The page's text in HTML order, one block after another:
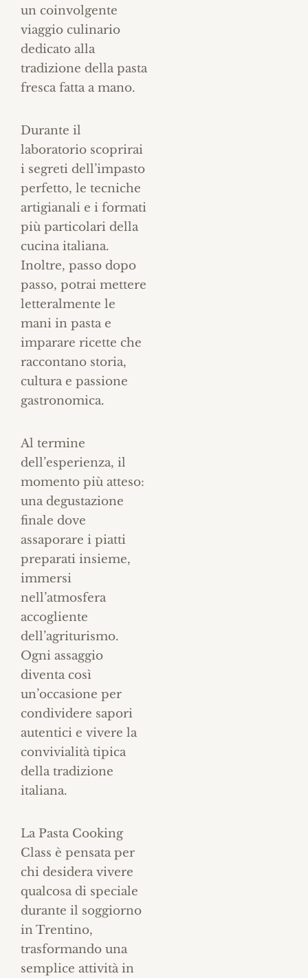
un coinvolgente
viaggio culinario
dedicato alla
tradizione della pasta
fresca fatta a mano.
Durante il
laboratorio scoprirai
i segreti dell’impasto
perfetto, le tecniche
artigianali e i formati
più particolari della
cucina italiana.
Inoltre, passo dopo
passo, potrai mettere
letteralmente le
mani in pasta e
imparare ricette che
raccontano storia,
cultura e passione
gastronomica.
Al termine
dell’esperienza, il
momento più atteso:
una degustazione
finale dove
assaporare i piatti
preparati insieme,
immersi
nell’atmosfera
accogliente
dell’agriturismo.
Ogni assaggio
diventa così
un’occasione per
condividere sapori
autentici e vivere la
convivialità tipica
della tradizione
italiana.
La Pasta Cooking
Class è pensata per
chi desidera vivere
qualcosa di speciale
durante il soggiorno
in Trentino,
trasformando una
semplice attività in